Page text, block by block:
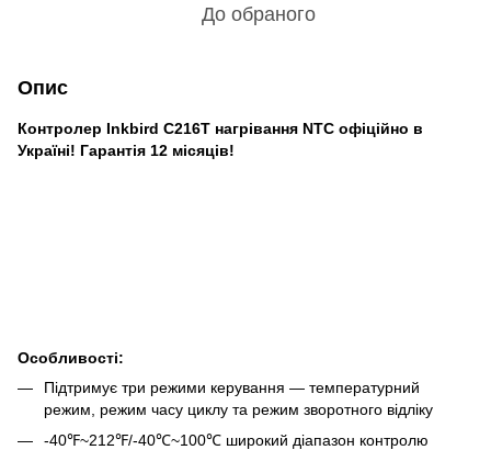
До обраного
Опис
Контролер Inkbird C216T нагрівання NTC офіційно в
Україні! Гарантія 12 місяців!
Особливості:
Підтримує три режими керування — температурний
режим, режим часу циклу та режим зворотного відліку
-40℉~212℉/-40℃~100℃ широкий діапазон контролю